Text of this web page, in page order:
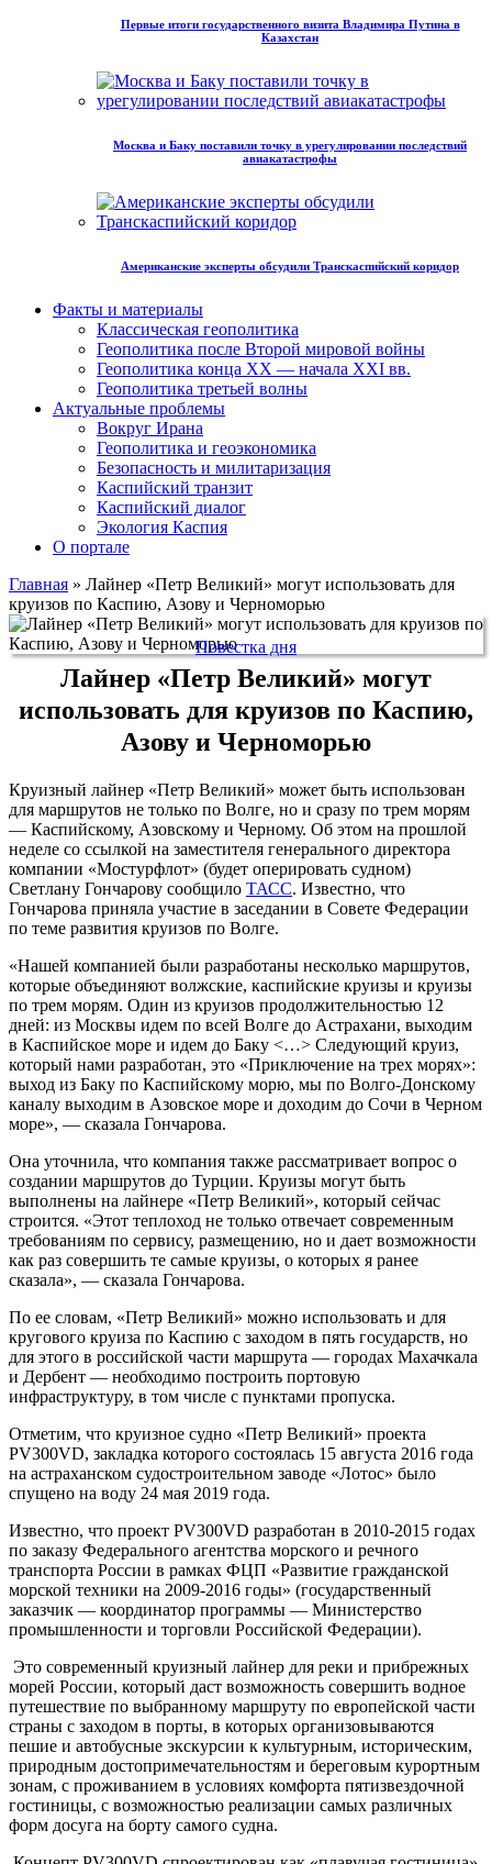
Первые итоги государственного визита Владимира Путина в
Казахстан
Москва и Баку поставили точку в урегулировании последствий
авиакатастрофы
Американские эксперты обсудили Транскаспийский коридор
Факты и материалы
Классическая геополитика
Геополитика после Второй мировой войны
Геополитика конца XX — начала XXI вв.
Геополитика третьей волны
Актуальные проблемы
Вокруг Ирана
Геополитика и геоэкономика
Безопасность и милитаризация
Каспийский транзит
Каспийский диалог
Экология Каспия
О портале
Главная » Лайнер «Петр Великий» могут использовать для
круизов по Каспию, Азову и Черноморью
Повестка дня
Лайнер «Петр Великий» могут
использовать для круизов по Каспию,
Азову и Черноморью
Круизный лайнер «Петр Великий» может быть использован
для маршрутов не только по Волге, но и сразу по трем морям
— Каспийскому, Азовскому и Черному. Об этом на прошлой
неделе со ссылкой на заместителя генерального директора
компании «Мостурфлот» (будет оперировать судном)
Светлану Гончарову сообщило ТАСС. Известно, что
Гончарова приняла участие в заседании в Совете Федерации
по теме развития круизов по Волге.
«Нашей компанией были разработаны несколько маршрутов,
которые объединяют волжские, каспийские круизы и круизы
по трем морям. Один из круизов продолжительностью 12
дней: из Москвы идем по всей Волге до Астрахани, выходим
в Каспийское море и идем до Баку <…> Следующий круиз,
который нами разработан, это «Приключение на трех морях»:
выход из Баку по Каспийскому морю, мы по Волго-Донскому
каналу выходим в Азовское море и доходим до Сочи в Черном
море», — сказала Гончарова.
Она уточнила, что компания также рассматривает вопрос о
создании маршрутов до Турции. Круизы могут быть
выполнены на лайнере «Петр Великий», который сейчас
строится. «Этот теплоход не только отвечает современным
требованиям по сервису, размещению, но и дает возможности
как раз совершить те самые круизы, о которых я ранее
сказала», — сказала Гончарова.
По ее словам, «Петр Великий» можно использовать и для
кругового круиза по Каспию с заходом в пять государств, но
для этого в российской части маршрута — городах Махачкала
и Дербент — необходимо построить портовую
инфраструктуру, в том числе с пунктами пропуска.
Отметим, что круизное судно «Петр Великий» проекта
PV300VD, закладка которого состоялась 15 августа 2016 года
на астраханском судостроительном заводе «Лотос» было
спущено на воду 24 мая 2019 года.
Известно, что проект PV300VD разработан в 2010-2015 годах
по заказу Федерального агентства морского и речного
транспорта России в рамках ФЦП «Развитие гражданской
морской техники на 2009-2016 годы» (государственный
заказчик — координатор программы — Министерство
промышленности и торговли Российской Федерации).
Это современный круизный лайнер для реки и прибрежных
морей России, который даст возможность совершить водное
путешествие по выбранному маршруту по европейской части
страны с заходом в порты, в которых организовываются
пешие и автобусные экскурсии к культурным, историческим,
природным достопримечательностям и береговым курортным
зонам, с проживанием в условиях комфорта пятизвездочной
гостиницы, с возможностью реализации самых различных
форм досуга на борту самого судна.